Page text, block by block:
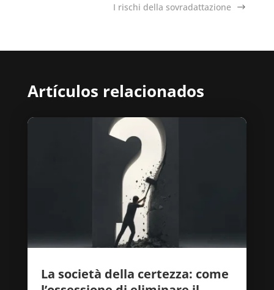
I rischi della sovradattazione
Artículos relacionados
La società della certezza: come